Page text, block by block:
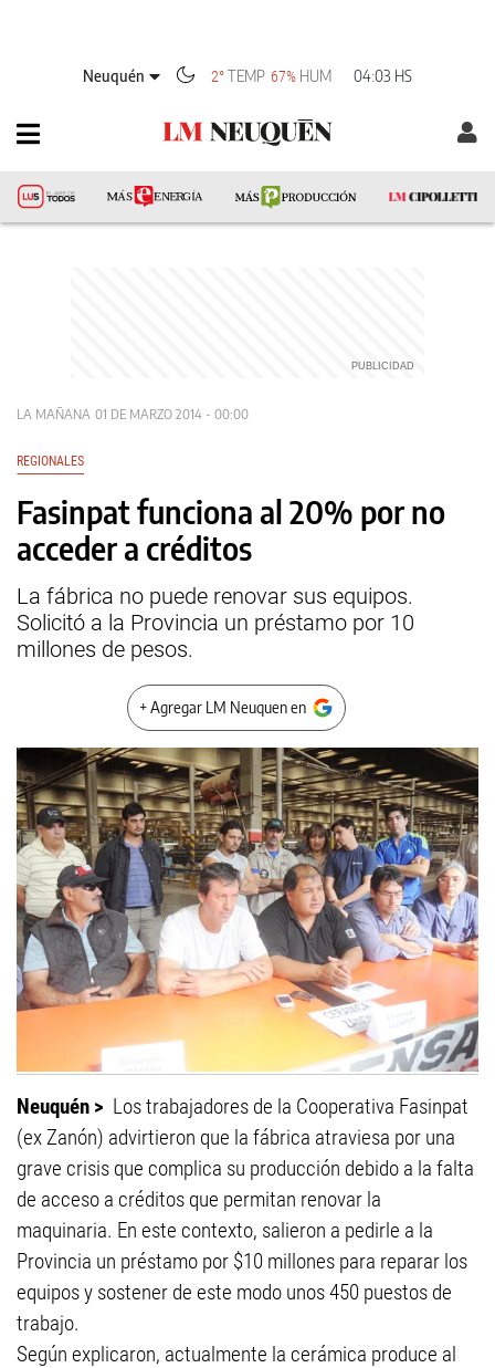
Neuquén 2° TEMP 67% HUM 04:03 HS
LA MAÑANA 01 DE MARZO 2014 - 00:00
REGIONALES
Fasinpat funciona al 20% por no
acceder a créditos
La fábrica no puede renovar sus equipos.
Solicitó a la Provincia un préstamo por 10
millones de pesos.
+ Agregar LM Neuquen en
Neuquén > Los trabajadores de la Cooperativa Fasinpat
(ex Zanón) advirtieron que la fábrica atraviesa por una
grave crisis que complica su producción debido a la falta
de acceso a créditos que permitan renovar la
maquinaria. En este contexto, salieron a pedirle a la
Provincia un préstamo por $10 millones para reparar los
equipos y sostener de este modo unos 450 puestos de
trabajo.
Según explicaron, actualmente la cerámica produce al